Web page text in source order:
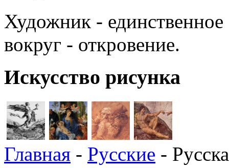
Художник - единственное
вокруг - откровение.
Искусство рисунка
Главная - Русские -